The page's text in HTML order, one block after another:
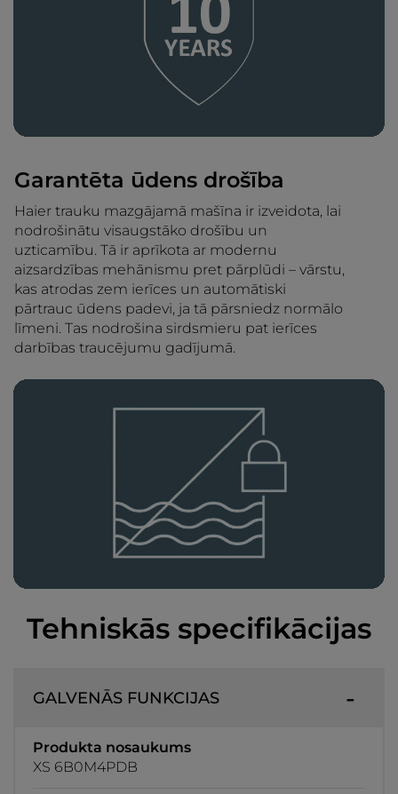
Garantēta ūdens drošība
Haier trauku mazgājamā mašīna ir izveidota, lai
nodrošinātu visaugstāko drošību un
uzticamību. Tā ir aprīkota ar modernu
aizsardzības mehānismu pret pārplūdi – vārstu,
kas atrodas zem ierīces un automātiski
pārtrauc ūdens padevi, ja tā pārsniedz normālo
līmeni. Tas nodrošina sirdsmieru pat ierīces
darbības traucējumu gadījumā.
Tehniskās specifikācijas
GALVENĀS FUNKCIJAS
Produkta nosaukums
XS 6B0M4PDB